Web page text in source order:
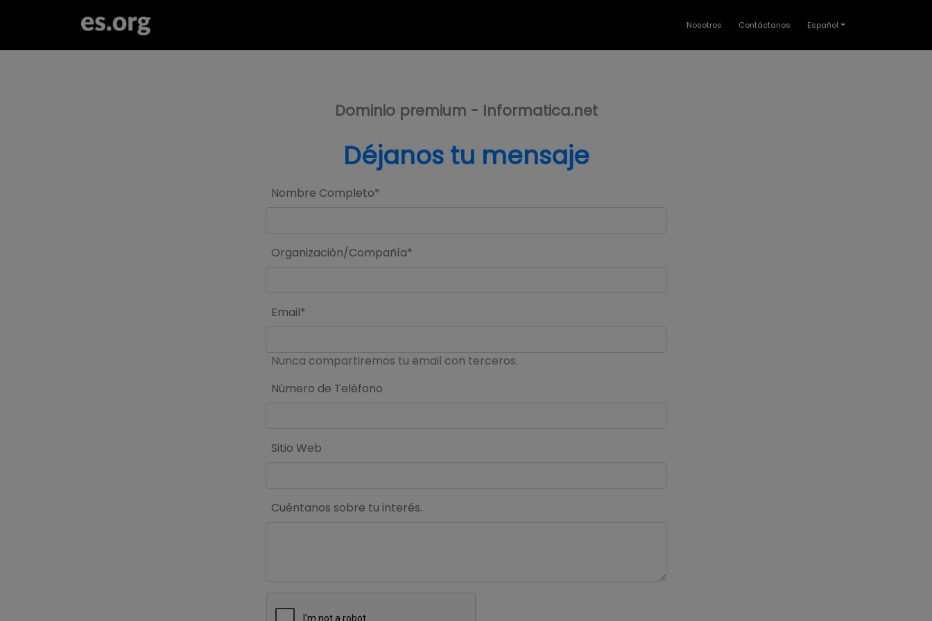
Nosotros Contáctanos Español
Dominio premium - Informatica.net
Déjanos tu mensaje
Nombre Completo*
Organización/Compañía*
Email*
Nunca compartiremos tu email con terceros.
Número de Teléfono
Sitio Web
Cuéntanos sobre tu interés.